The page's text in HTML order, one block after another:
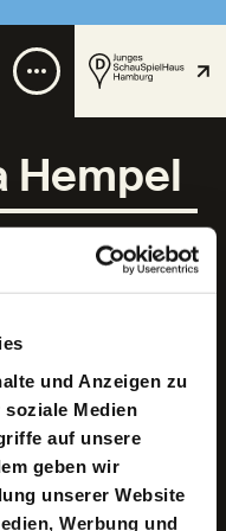
und Anzeigen zu
Medien
auf unsere
geben wir
unserer Website
Werbung und
Hempel
in Greiz (DDR),
Bauhaus-Universität
erhielt sie zahlreiche
den
Labo auf dem
Clermont-Ferrand.